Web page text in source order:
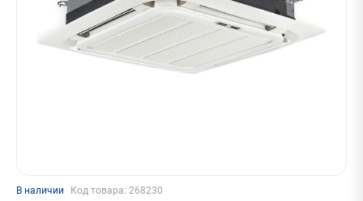
В наличии Код товара: 268230